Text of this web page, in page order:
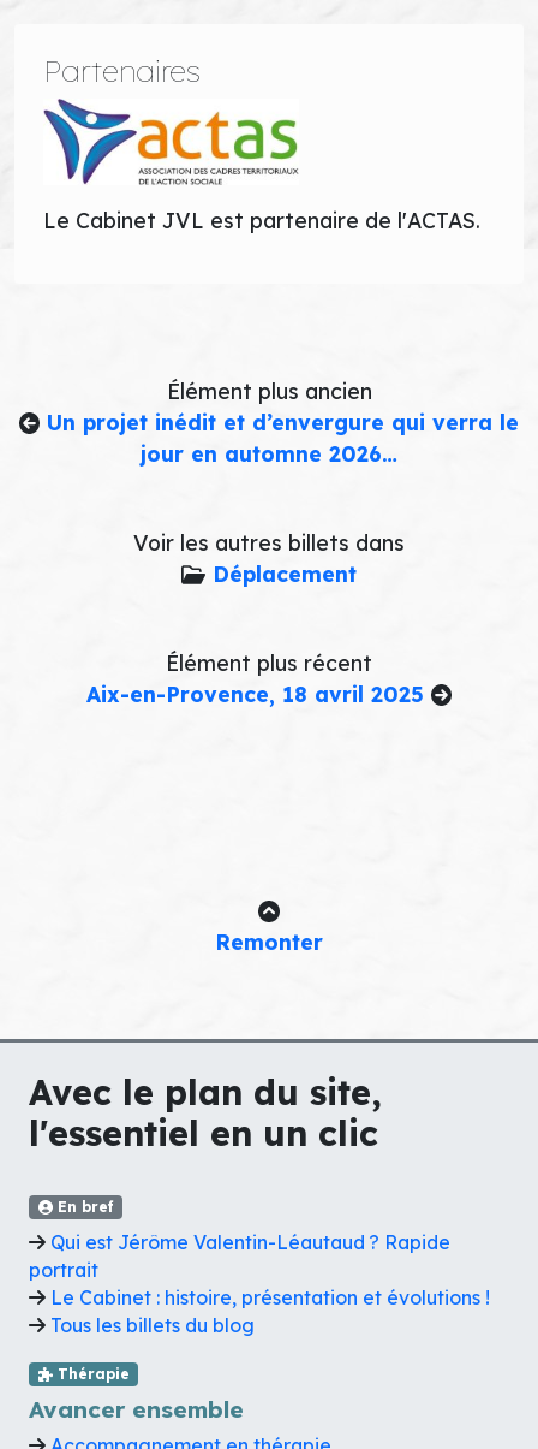
Partenaires
Le Cabinet JVL est partenaire de l'ACTAS.
Élément plus ancien
Un projet inédit et d’envergure qui verra le
jour en automne 2026…
Voir les autres billets dans
Déplacement
Élément plus récent
Aix-en-Provence, 18 avril 2025
Remonter
Avec le plan du site,
l'essentiel en un clic
En bref
Qui est Jérôme Valentin-Léautaud ? Rapide
portrait
Le Cabinet : histoire, présentation et évolutions !
Tous les billets du blog
Thérapie
Avancer ensemble